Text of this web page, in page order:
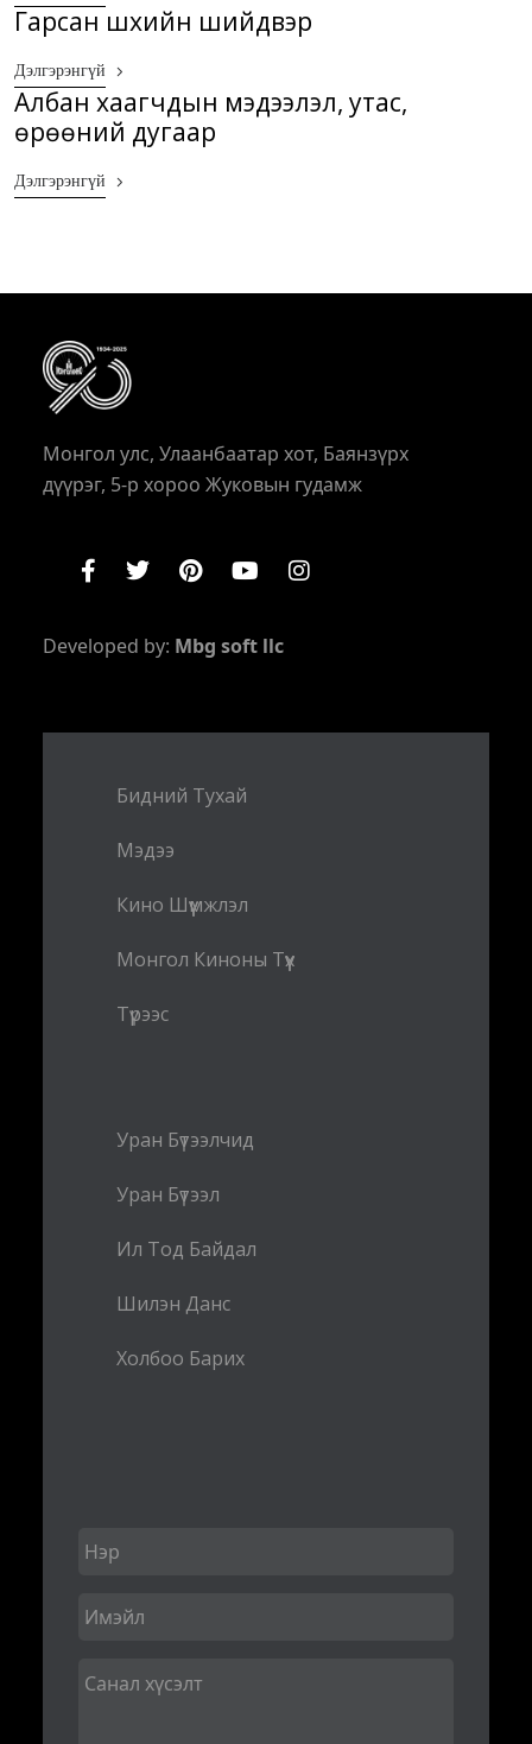
Гарсан шүүхийн шийдвэр
Дэлгэрэнгүй
Албан хаагчдын мэдээлэл, утас,
өрөөний дугаар
Дэлгэрэнгүй
Монгол улс, Улаанбаатар хот, Баянзүрх
дүүрэг, 5-р хороо Жуковын гудамж
Developed by: Mbg soft llc
Бидний Тухай
Мэдээ
Кино Шүүмжлэл
Монгол Киноны Түүх
Түрээс
Уран Бүтээлчид
Уран Бүтээл
Ил Тод Байдал
Шилэн Данс
Холбоо Барих